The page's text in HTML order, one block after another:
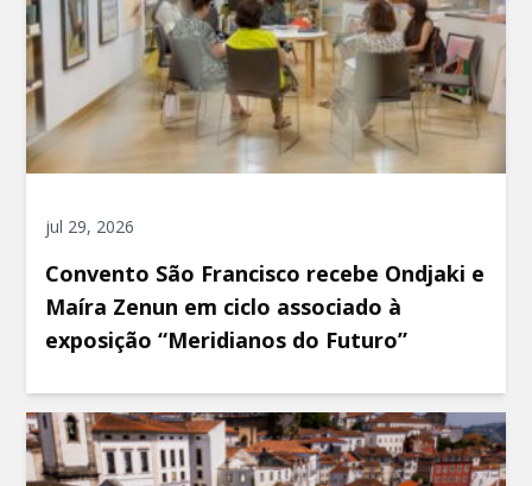
jul 29, 2026
Convento São Francisco recebe Ondjaki e
Maíra Zenun em ciclo associado à
exposição “Meridianos do Futuro”